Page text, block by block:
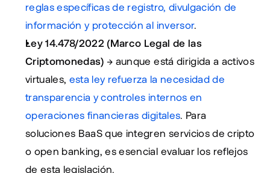
reglas específicas de registro, divulgación de
información y protección al inversor.
Ley 14.478/2022 (Marco Legal de las
Criptomonedas) → aunque está dirigida a activos
virtuales, esta ley refuerza la necesidad de
transparencia y controles internos en
operaciones financieras digitales. Para
soluciones BaaS que integren servicios de cripto
o open banking, es esencial evaluar los reflejos
de esta legislación.